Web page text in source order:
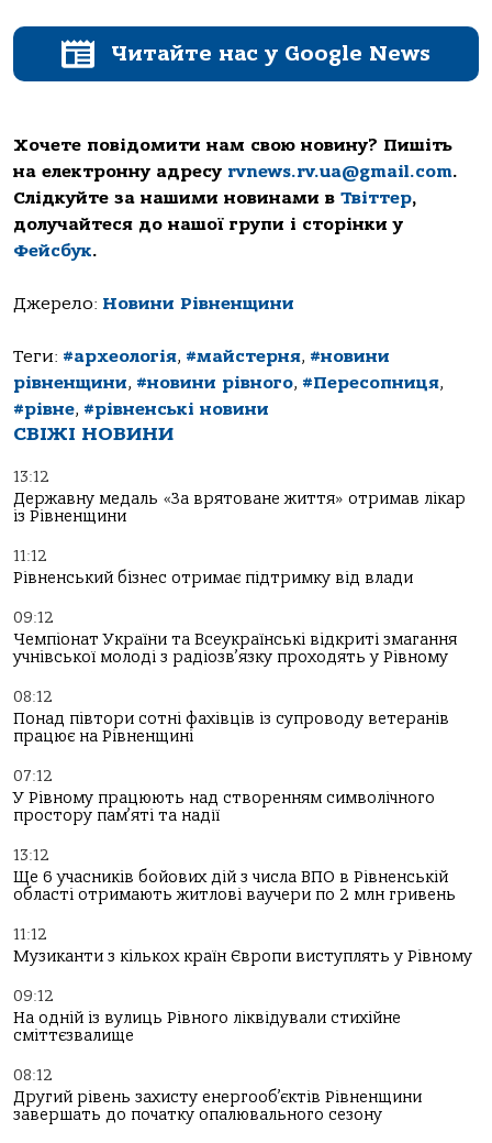
Читайте нас у Google News
Хочете повідомити нам свою новину? Пишіть
на електронну адресу rvnews.rv.ua@gmail.com.
Слідкуйте за нашими новинами в Твіттер,
долучайтеся до нашої групи і сторінки у
Фейсбук.
Джерело: Новини Рівненщини
Теги: #археологія, #майстерня, #новини
рівненщини, #новини рівного, #Пересопниця,
#рівне, #рівненські новини
СВІЖІ НОВИНИ
13:12
Державну медаль «За врятоване життя» отримав лікар
із Рівненщини
11:12
Рівненський бізнес отримає підтримку від влади
09:12
Чемпіонат України та Всеукраїнські відкриті змагання
учнівської молоді з радіозв’язку проходять у Рівному
08:12
Понад півтори сотні фахівців із супроводу ветеранів
працює на Рівненщині
07:12
У Рівному працюють над створенням символічного
простору пам’яті та надії
13:12
Ще 6 учасників бойових дій з числа ВПО в Рівненській
області отримають житлові ваучери по 2 млн гривень
11:12
Музиканти з кількох країн Європи виступлять у Рівному
09:12
На одній із вулиць Рівного ліквідували стихійне
сміттєзвалище
08:12
Другий рівень захисту енергооб’єктів Рівненщини
завершать до початку опалювального сезону